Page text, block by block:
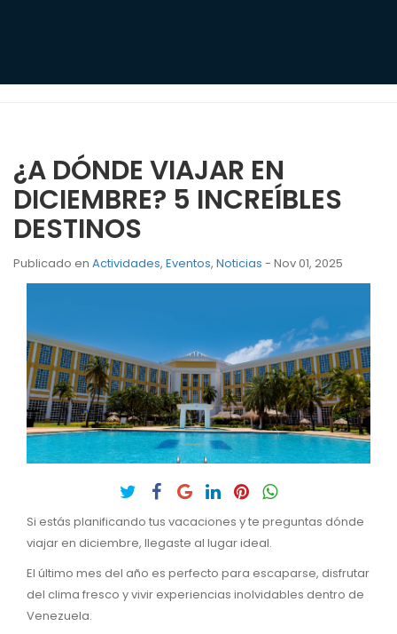
¿A DÓNDE VIAJAR EN
DICIEMBRE? 5 INCREÍBLES
DESTINOS
Publicado en Actividades, Eventos, Noticias - Nov 01, 2025
Si estás planificando tus vacaciones y te preguntas dónde
viajar en diciembre, llegaste al lugar ideal.
El último mes del año es perfecto para escaparse, disfrutar
del clima fresco y vivir experiencias inolvidables dentro de
Venezuela.